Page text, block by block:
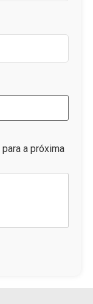
a próxima